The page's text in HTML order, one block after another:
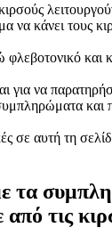
να κάνει τους
και
για να
και
σε αυτή τη
τα
τις